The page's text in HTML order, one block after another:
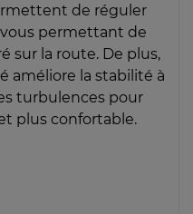
de réguler
permettant de
sur la route. De plus,
améliore la stabilité à
turbulences pour
plus confortable.